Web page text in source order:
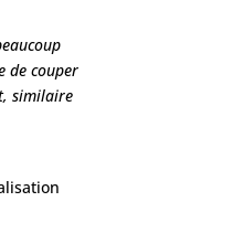
de couper
similaire